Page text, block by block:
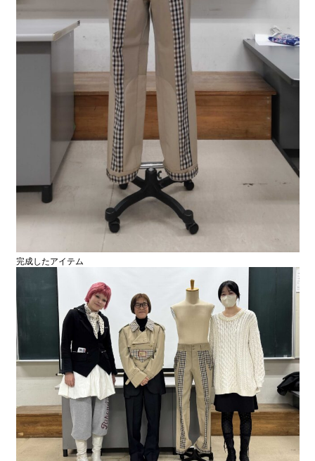
完成したアイテム